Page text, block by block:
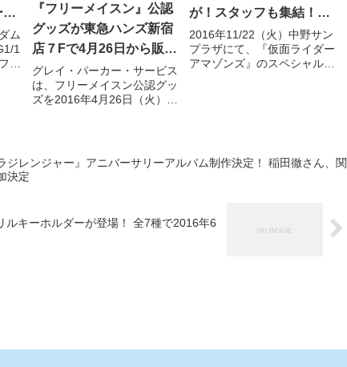
ダ
ー
ム
1
リ
『フリーメイスン』公認
グッズが東急ハンズ新宿
店７Fで4月26日から販売
開始
グレイ・パーカー・サービス
は、フリーメイスン公認グッ
ズを2016年4月26日（火）か
スンは16世紀後半から17世紀
初頭に起きた友愛結社です。
が！スタッフも集結！一
夜限りの『仮面ライダー
アマゾンズ』スペシャル
イベントがDVD化！ちょ
2016年11/22（火）中野サン
プラザにて、『仮面ライダー
アマゾンズ』のスペシャルイ
ジレンジャー』アニバーサリーアルバム制作決定！ 稲田徹さん、関
決定
キーホルダーが登場！ 全7種で2016年6